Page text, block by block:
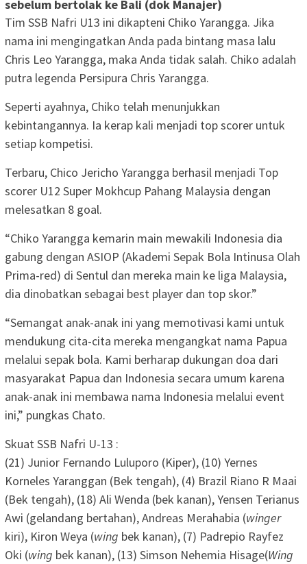
sebelum bertolak ke Bali (dok Manajer)
Tim SSB Nafri U13 ini dikapteni Chiko Yarangga. Jika
nama ini mengingatkan Anda pada bintang masa lalu
Chris Leo Yarangga, maka Anda tidak salah. Chiko adalah
putra legenda Persipura Chris Yarangga.
Seperti ayahnya, Chiko telah menunjukkan
kebintangannya. Ia kerap kali menjadi top scorer untuk
setiap kompetisi.
Terbaru, Chico Jericho Yarangga berhasil menjadi Top
scorer U12 Super Mokhcup Pahang Malaysia dengan
melesatkan 8 goal.
“Chiko Yarangga kemarin main mewakili Indonesia dia
gabung dengan ASIOP (Akademi Sepak Bola Intinusa Olah
Prima-red) di Sentul dan mereka main ke liga Malaysia,
dia dinobatkan sebagai best player dan top skor.”
“Semangat anak-anak ini yang memotivasi kami untuk
mendukung cita-cita mereka mengangkat nama Papua
melalui sepak bola. Kami berharap dukungan doa dari
masyarakat Papua dan Indonesia secara umum karena
anak-anak ini membawa nama Indonesia melalui event
ini,” pungkas Chato.
Skuat SSB Nafri U-13 :
(21) Junior Fernando Luluporo (Kiper), (10) Yernes
Korneles Yaranggan (Bek tengah), (4) Brazil Riano R Maai
(Bek tengah), (18) Ali Wenda (bek kanan), Yensen Terianus
Awi (gelandang bertahan), Andreas Merahabia (winger
kiri), Kiron Weya (wing bek kanan), (7) Padrepio Rayfez
Oki (wing bek kanan), (13) Simson Nehemia Hisage(Wing